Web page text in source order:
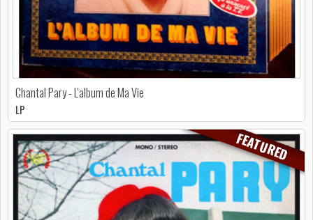
Chantal Pary - L'album de Ma Vie
LP
FEATURED